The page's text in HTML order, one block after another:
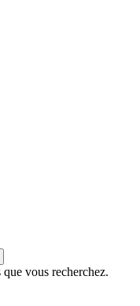
vous recherchez.